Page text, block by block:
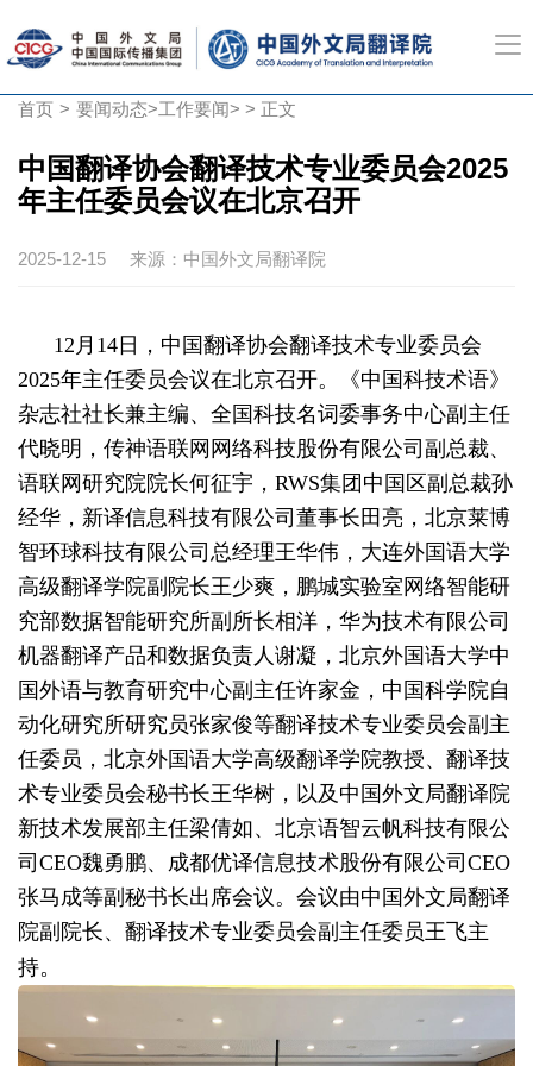
首页 > 要闻动态>工作要闻> > 正文
中国翻译协会翻译技术专业委员会2025
年主任委员会议在北京召开
2025-12-15 来源：中国外文局翻译院
12月14日，中国翻译协会翻译技术专业委员会
2025年主任委员会议在北京召开。《中国科技术语》
杂志社社长兼主编、全国科技名词委事务中心副主任
代晓明，传神语联网网络科技股份有限公司副总裁、
语联网研究院院长何征宇，RWS集团中国区副总裁孙
经华，新译信息科技有限公司董事长田亮，北京莱博
智环球科技有限公司总经理王华伟，大连外国语大学
高级翻译学院副院长王少爽，鹏城实验室网络智能研
究部数据智能研究所副所长相洋，华为技术有限公司
机器翻译产品和数据负责人谢凝，北京外国语大学中
国外语与教育研究中心副主任许家金，中国科学院自
动化研究所研究员张家俊等翻译技术专业委员会副主
任委员，北京外国语大学高级翻译学院教授、翻译技
术专业委员会秘书长王华树，以及中国外文局翻译院
新技术发展部主任梁倩如、北京语智云帆科技有限公
司CEO魏勇鹏、成都优译信息技术股份有限公司CEO
张马成等副秘书长出席会议。会议由中国外文局翻译
院副院长、翻译技术专业委员会副主任委员王飞主
持。